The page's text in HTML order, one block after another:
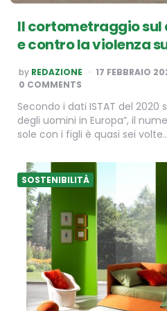
Il cortometraggio sul
e contro la violenza
POSTED
BY
by REDAZIONE 17 FEBBRAIO
0 COMMENTS
Secondo i dati ISTAT del 2020
degli uomini in Europa”, il
sole con i figli è quasi sei
SOSTENIBILITÀ